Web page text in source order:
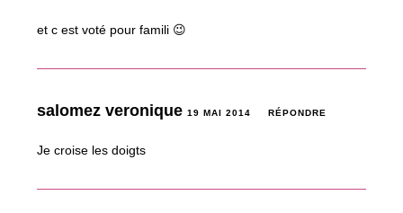
et c est voté pour famili 😉
salomez veronique19 MAI 2014 RÉPONDRE
Je croise les doigts